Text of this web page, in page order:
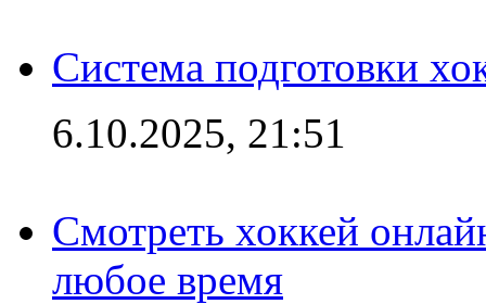
Система подготовки
6.10.2025, 21:51
Смотреть хоккей
любое время